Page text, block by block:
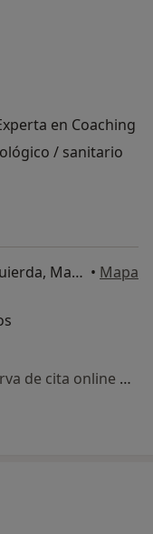
en Coaching
/ sanitario
Calle de Carranza 3 primero izquierda, Madrid • Mapa
Este especialista no ofrece reserva de cita online en esta dirección.